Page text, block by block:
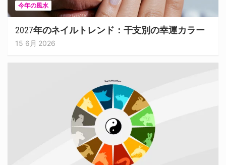
今年の風水
2027年のネイルトレンド：干支別の幸運カラー
15 6月 2026